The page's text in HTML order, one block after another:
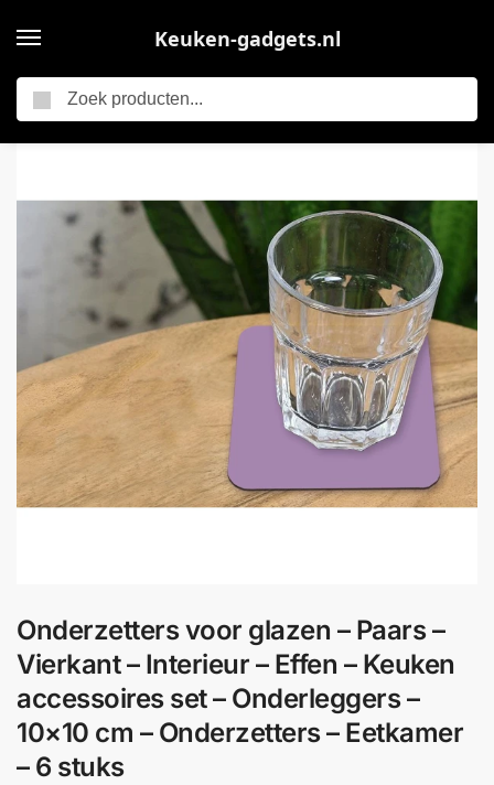
Keuken-gadgets.nl
Onderzetters voor glazen – Paars – Vierkant – Interieur – Effen – Keuken accessoires set – Onderleggers – 10×10 cm – Onderzetters – Eetkamer – 6 stuks
Onderzetters voor glazen – Paars –
Vierkant – Interieur – Effen – Keuken
accessoires set – Onderleggers –
10×10 cm – Onderzetters – Eetkamer
– 6 stuks